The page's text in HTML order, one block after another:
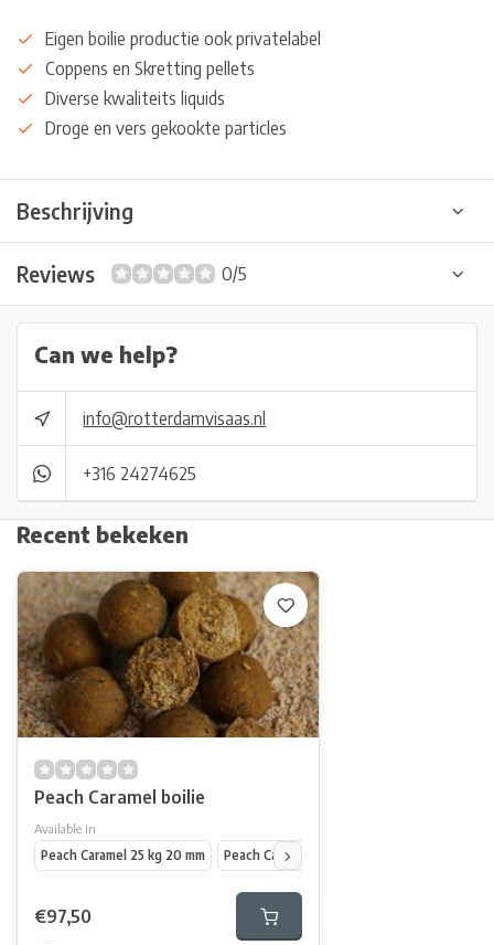
Eigen boilie productie ook privatelabel
Coppens en Skretting pellets
Diverse kwaliteits liquids
Droge en vers gekookte particles
Beschrijving
Reviews 0/5
Can we help?
info@rotterdamvisaas.nl
+316 24274625
Recent bekeken
Peach Caramel boilie
Available in
Peach Caramel 25 kg 20 mm
Peach Caramel 25 kg 25 mm
€97,50